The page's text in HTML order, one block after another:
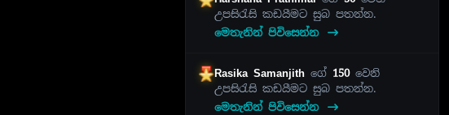
උපසිරැසි කඩයීමට සුබ පතන්න.
මෙතැනින් පිවිසෙන්න
Rasika Samanjithගේ 150වෙනි
උපසිරැසි කඩයීමට සුබ පතන්න.
මෙතැනින් පිවිසෙන්න